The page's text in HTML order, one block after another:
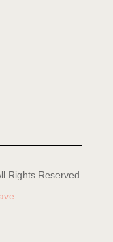
Rights Reserved.